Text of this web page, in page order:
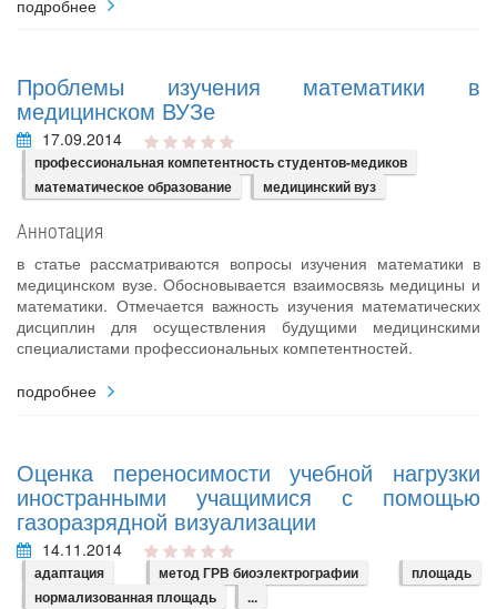
подробнее
Проблемы изучения математики в
медицинском ВУЗе
17.09.2014
профессиональная компетентность студентов-медиков
математическое образование
медицинский вуз
Аннотация
в статье рассматриваются вопросы изучения математики в
медицинском вузе. Обосновывается взаимосвязь медицины и
математики. Отмечается важность изучения математических
дисциплин для осуществления будущими медицинскими
специалистами профессиональных компетентностей.
подробнее
Оценка переносимости учебной нагрузки
иностранными учащимися с помощью
газоразрядной визуализации
14.11.2014
адаптация метод ГРВ биоэлектрографии
площадь
нормализованная площадь
...